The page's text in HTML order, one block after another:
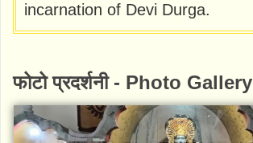
incarnation of Devi Durga.
फोटो प्रदर्शनी - Photo Gallery